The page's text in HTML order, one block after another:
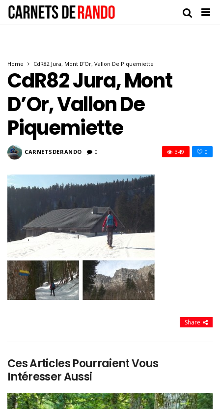
Home CdR82 Jura, Mont D’Or, Vallon De Piquemiette
CdR82 Jura, Mont
D’Or, Vallon De
Piquemiette
CARNETSDERANDO 0 0
349
Share
Ces Articles Pourraient Vous
Intéresser Aussi